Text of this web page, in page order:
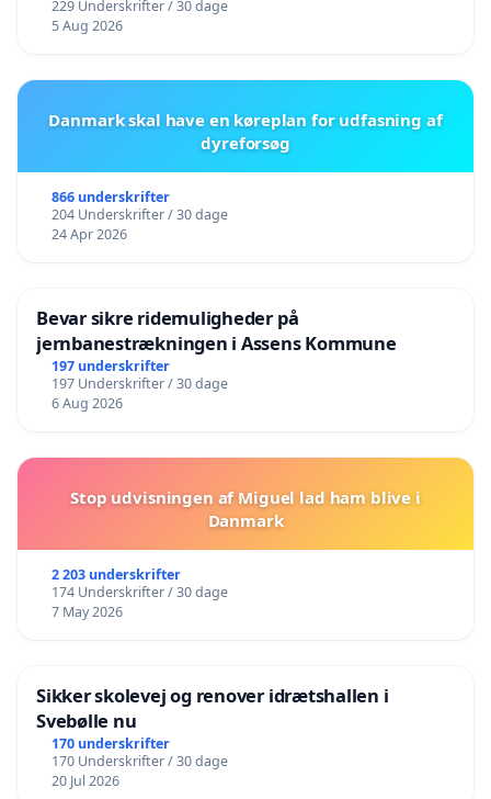
229 Underskrifter / 30 dage
5 Aug 2026
Danmark skal have en køreplan for udfasning af
dyreforsøg
866 underskrifter
204 Underskrifter / 30 dage
24 Apr 2026
Bevar sikre ridemuligheder på
jernbanestrækningen i Assens Kommune
197 underskrifter
197 Underskrifter / 30 dage
6 Aug 2026
Stop udvisningen af Miguel lad ham blive i
Danmark
2 203 underskrifter
174 Underskrifter / 30 dage
7 May 2026
Sikker skolevej og renover idrætshallen i
Svebølle nu
170 underskrifter
170 Underskrifter / 30 dage
20 Jul 2026